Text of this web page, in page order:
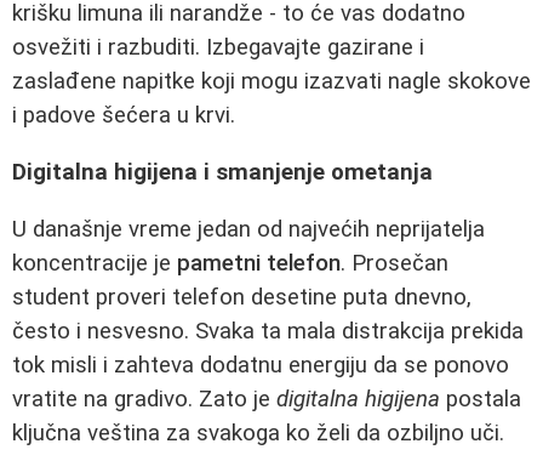
krišku limuna ili narandže - to će vas dodatno
osvežiti i razbuditi. Izbegavajte gazirane i
zaslađene napitke koji mogu izazvati nagle skokove
i padove šećera u krvi.
Digitalna higijena i smanjenje ometanja
U današnje vreme jedan od najvećih neprijatelja
koncentracije je pametni telefon. Prosečan
student proveri telefon desetine puta dnevno,
često i nesvesno. Svaka ta mala distrakcija prekida
tok misli i zahteva dodatnu energiju da se ponovo
vratite na gradivo. Zato je digitalna higijena postala
ključna veština za svakoga ko želi da ozbiljno uči.